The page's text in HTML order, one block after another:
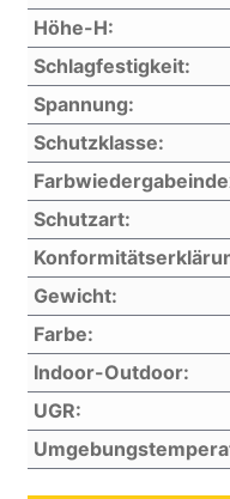
Höhe-H:
Schlagfestigkeit:
Spannung:
Schutzklasse:
Schutzart:
Gewicht:
Farbe:
Indoor-Outdoor:
UGR: